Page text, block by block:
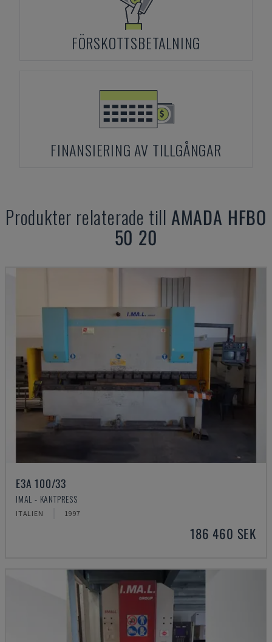
FÖRSKOTTSBETALNING
FINANSIERING AV TILLGÅNGAR
Produkter relaterade till AMADA HFBO
50 20
E3A 100/33
IMAL - KANTPRESS
ITALIEN 1997
186 460 SEK